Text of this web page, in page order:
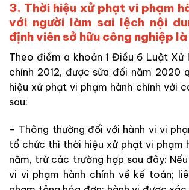
3. Thời hiệu xử phạt vi phạm
với người làm sai lệch nội
định viên sở hữu công nghiệp
Theo điểm a khoản 1 Điều 6 Luật Xử
chính 2012, được sửa đổi năm 2020
hiệu xử phạt vi phạm hành chính với
sau:
– Thông thường đối với hành vi vi
tổ chức thì thời hiệu xử phạt vi phạm
năm, trừ các trường hợp sau đây:
vi vi phạm hành chính về kế toán;